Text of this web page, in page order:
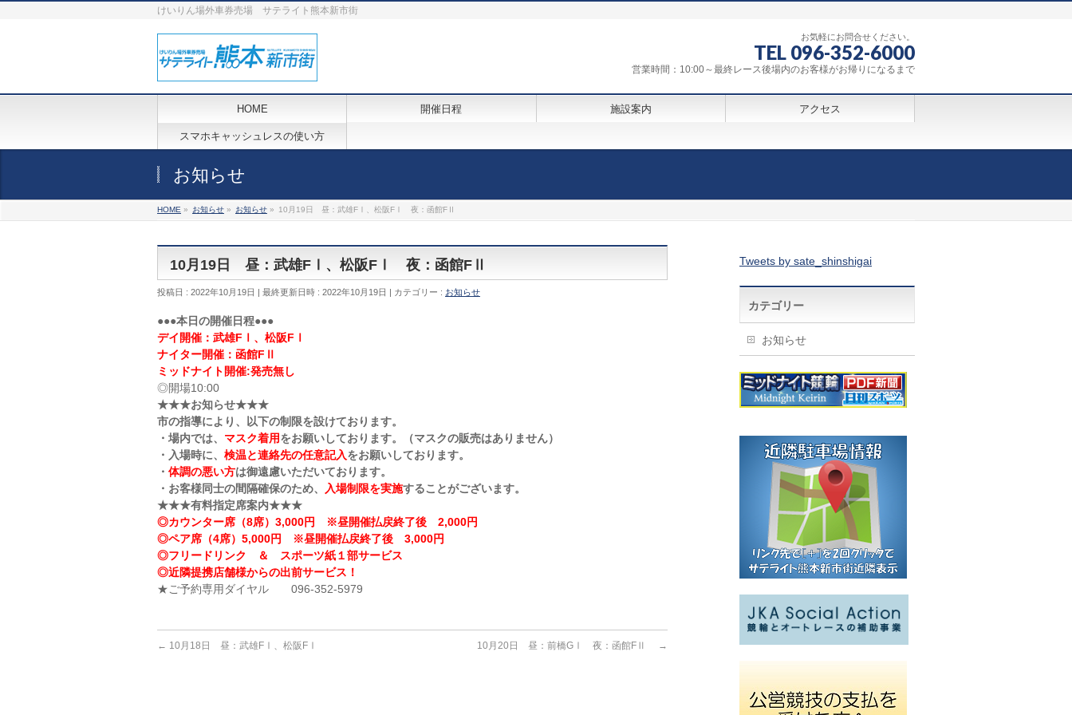
けいりん場外車券売場 サテライト熊本新市街
お気軽にお問合せください。
TEL 096-352-6000
営業時間：10:00～最終レース後場内のお客様がお帰りになるまで
HOME 開催日程 施設案内 アクセス
スマホキャッシュレスの使い方
お知らせ
HOME » お知らせ » お知らせ » 10月19日 昼：武雄FⅠ、松阪FⅠ 夜：函館FⅡ
10月19日 昼：武雄FⅠ、松阪FⅠ 夜：函館FⅡ
投稿日 : 2022年10月19日 最終更新日時 : 2022年10月19日 カテゴリー : お知らせ
●●●本日の開催日程●●●
デイ開催：武雄FⅠ、松阪FⅠ
ナイター開催：函館FⅡ
ミッドナイト開催:発売無し
◎開場10:00
★★★お知らせ★★★
市の指導により、以下の制限を設けております。
・場内では、 マスク着用をお願いしております。（マスクの販売はありません）
・入場時に、 検温と連絡先の任意記入をお願いしております。
・ 体調の悪い方は御遠慮いただいております。
・お客様同士の間隔確保のため、
入場制限を実施することがございます。
★★★有料指定席案内★★★
◎カウンター席（8席）3,000円 ※昼開催払戻終了後 2,000円
◎ペア席（4席）5,000円 ※昼開催払戻終了後 3,000円
◎フリードリンク ＆ スポーツ紙１部サービス
◎近隣提携店舗様からの出前サービス！
★ご予約専用ダイヤル 096-352-5979
← 10月18日 昼：武雄FⅠ、松阪FⅠ 10月20日 昼：前橋GⅠ 夜：函館FⅡ →
Tweets by sate_shinshigai
カテゴリー
お知らせ